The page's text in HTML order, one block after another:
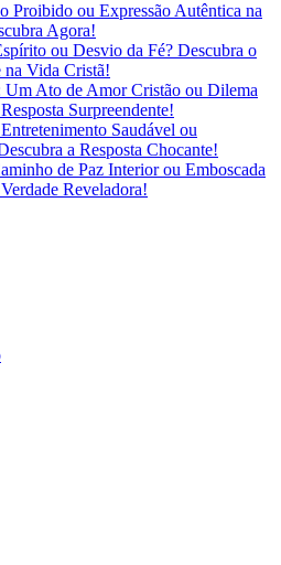
Proibido ou Expressão Autêntica na
Agora!
ou Desvio da Fé? Descubra o
na Vida Cristã!
Um Ato de Amor Cristão ou Dilema
Surpreendente!
Saudável ou
a Resposta Chocante!
de Paz Interior ou Emboscada
Reveladora!